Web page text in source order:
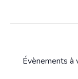
Évènements à